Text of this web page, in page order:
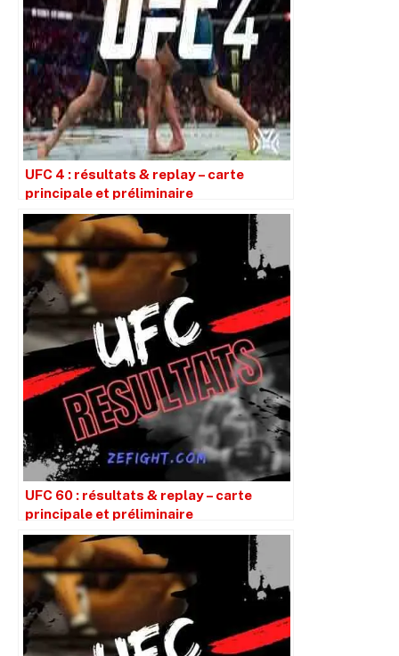
UFC 4 : résultats & replay – carte
principale et préliminaire
UFC 60 : résultats & replay – carte
principale et préliminaire